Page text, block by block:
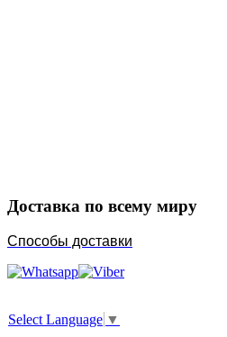
Доставка по всему миру
Способы доставки
Select Language ▼